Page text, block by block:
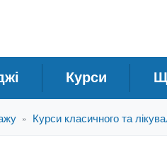
Курси
» Курси класичного та